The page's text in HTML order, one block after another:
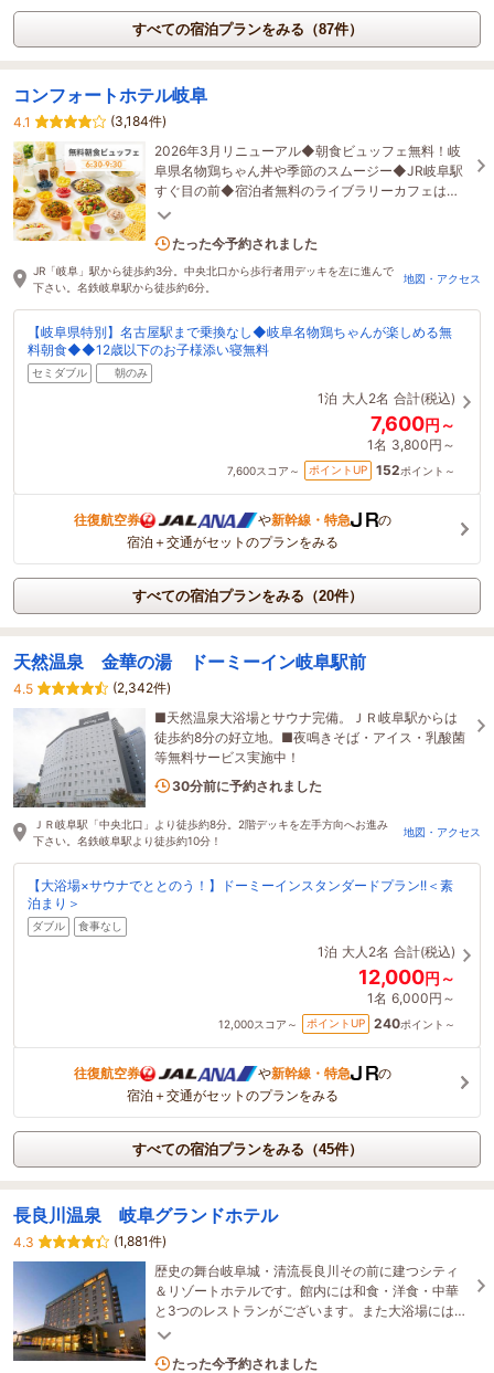
すべての宿泊プランをみる（87件）
コンフォートホテル岐阜
4.1
(3,184件)
2026年3月リニューアル◆朝食ビュッフェ無料！岐
阜県名物鶏ちゃん丼や季節のスムージー◆JR岐阜駅
すぐ目の前◆宿泊者無料のライブラリーカフェは、
10時～24時まで利用可能！◆コンビニ併設
7名がこの宿を見ています
たった今予約されました
JR「岐阜」駅から徒歩約3分。中央北口から歩行者用デッキを左に進んで
下さい。名鉄岐阜駅から徒歩約6分。
地図・アクセス
【岐阜県特別】名古屋駅まで乗換なし◆岐阜名物鶏ちゃんが楽しめる無
料朝食◆◆12歳以下のお子様添い寝無料
セミダブル 朝のみ
1泊 大人2名 合計(税込)
7,600円～
1名 3,800円～
7,600スコア～ ポイントUP 152ポイント～
往復航空券 や新幹線・特急
の
宿泊＋交通がセットのプランをみる
すべての宿泊プランをみる（20件）
天然温泉 金華の湯 ドーミーイン岐阜駅前
4.5
(2,342件)
■天然温泉大浴場とサウナ完備。ＪＲ岐阜駅からは
徒歩約8分の好立地。■夜鳴きそば・アイス・乳酸菌
等無料サービス実施中！
3名がこの宿を見ています
ＪＲ岐阜駅「中央北口」より徒歩約8分。2階デッキを左手方向へお進み
下さい。名鉄岐阜駅より徒歩約10分！
地図・アクセス
【大浴場×サウナでととのう！】ドーミーインスタンダードプラン!!＜素
泊まり＞
ダブル 食事なし
1泊 大人2名 合計(税込)
12,000円～
1名 6,000円～
12,000スコア～ ポイントUP 240ポイント～
往復航空券 や新幹線・特急
の
宿泊＋交通がセットのプランをみる
すべての宿泊プランをみる（45件）
長良川温泉 岐阜グランドホテル
4.3
(1,881件)
歴史の舞台岐阜城・清流長良川その前に建つシティ
＆リゾートホテルです。館内には和食・洋食・中華
と3つのレストランがございます。また大浴場には温
泉とサウナが併設されています。駐車場は無料にな
5名がこの宿を見ています